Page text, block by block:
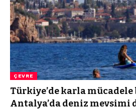
ÇEVRE
Türkiye’de karla
Antalya’da deniz mevsimi